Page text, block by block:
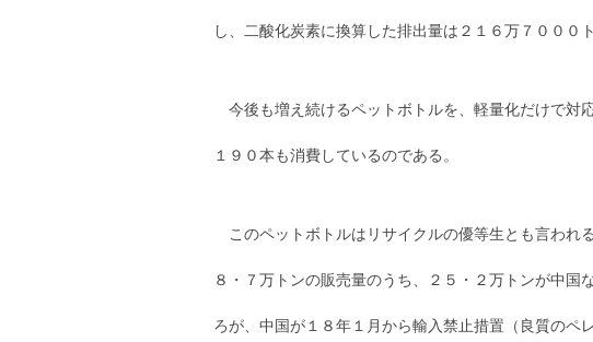
し、二酸化炭素に換算した排出量は２１６万７０００
今後も増え続けるペットボトルを、軽量化だけで対
１９０本も消費しているのである。
このペットボトルはリサイクルの優等生とも言われ
８・７万トンの販売量のうち、２５・２万トンが中
ろが、中国が１８年１月から輸入禁止措置（良質のペ